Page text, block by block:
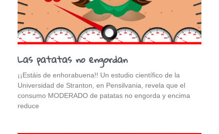
Las patatas no engordan
¡¡Estáis de enhorabuena!! Un estudio científico de la
Universidad de Stranton, en Pensilvania, revela que el
consumo MODERADO de patatas no engorda y encima
reduce